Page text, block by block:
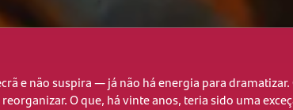
e não suspira — já não há energia para dramatizar.
O que, há vinte anos, teria sido uma